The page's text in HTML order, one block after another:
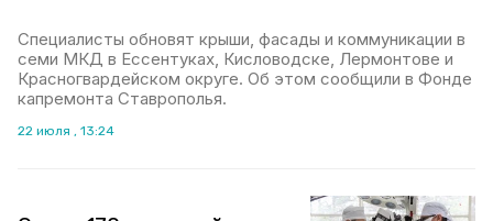
Специалисты обновят крыши, фасады и коммуникации в
семи МКД в Ессентуках, Кисловодске, Лермонтове и
Красногвардейском округе. Об этом сообщили в Фонде
капремонта Ставрополья.
22 июля , 13:24